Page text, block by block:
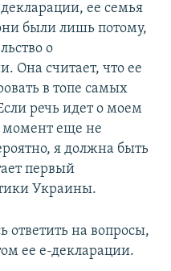
ее семья
были лишь потому,
о
Она считает, что ее
в топе самых
речь идет о моем
еще не
я должна быть
первый
Украины.
ответить на вопросы,
ее е-декларации.